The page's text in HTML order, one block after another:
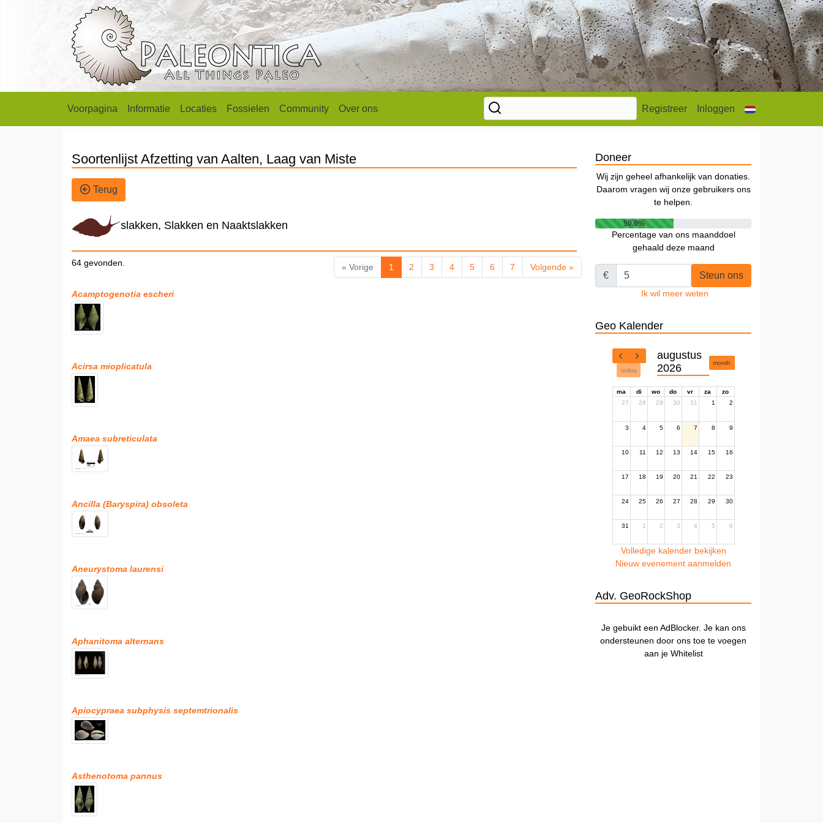
Voorpagina Informatie Locaties Fossielen Community Over ons Registreer Inloggen
Soortenlijst Afzetting van Aalten, Laag van Miste
Terug
slakken, Slakken en Naaktslakken
64 gevonden. « Vorige 1 2 3 4 5 6 7 Volgende »
Acamptogenotia escheri
Acirsa mioplicatula
Amaea subreticulata
Ancilla (Baryspira) obsoleta
Aneurystoma laurensi
Aphanitoma alternans
Apiocypraea subphysis septemtrionalis
Asthenotoma pannus
Doneer
Wij zijn geheel afhankelijk van donaties.
Daarom vragen wij onze gebruikers ons
te helpen.
50.0%
Percentage van ons maanddoel
gehaald deze maand
€ Steun ons
Ik wil meer weten
Geo Kalender
today
augustus
2026
month
ma di wo do vr za
zo
27
28 29 30 31 1 2
3 4 5 6 7 8 9
10 11 12 13 14 15 16
17 18 19 20 21 22 23
24 25 26 27 28 29 30
31 1 2 3 4 5 6
Volledige kalender bekijken
Nieuw evenement aanmelden
Adv. GeoRockShop
Je gebuikt een AdBlocker. Je kan ons
ondersteunen door ons toe te voegen
aan je Whitelist